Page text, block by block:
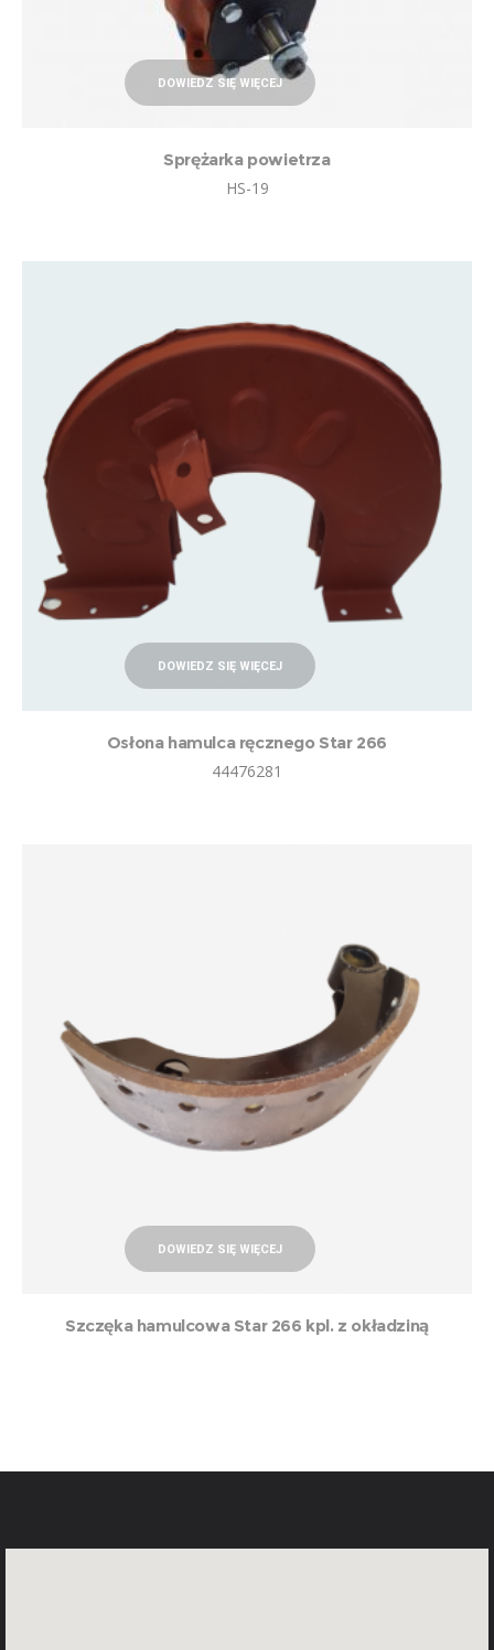
DOWIEDZ SIĘ WIĘCEJ
Sprężarka powietrza
HS-19
DOWIEDZ SIĘ WIĘCEJ
Osłona hamulca ręcznego Star 266
44476281
DOWIEDZ SIĘ WIĘCEJ
Szczęka hamulcowa Star 266 kpl. z okładziną